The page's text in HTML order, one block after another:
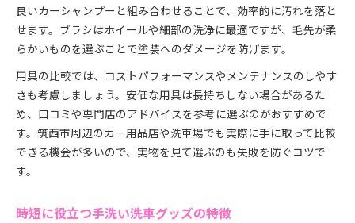
良いカーシャンプーと組み合わせることで、効率的に汚れを落と
せます。ブラシはホイールや細部の洗浄に最適ですが、毛先が柔
らかいものを選ぶことで塗装へのダメージを防げます。
用具の比較では、コストパフォーマンスやメンテナンスのしやす
さも考慮しましょう。安価な用具は長持ちしない場合があるた
め、口コミや専門店のアドバイスを参考に選ぶのがおすすめで
す。筑西市周辺のカー用品店や洗車場でも実際に手に取って比較
できる機会が多いので、実物を見て選ぶのも失敗を防ぐコツで
す。
時短に役立つ手洗い洗車グッズの特徴